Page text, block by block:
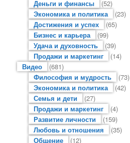
Деньги и финансы
(52)
Экономика и политика
(23)
Достижения и успех
(65)
Бизнес и карьера
(99)
Удача и духовность
(39)
Продажи и маркетинг
(14)
Видео
(681)
Философия и мудрость
(73)
Экономика и политика
(42)
Семья и дети
(27)
Продажи и маркетинг
(4)
Развитие личности
(159)
Любовь и отношения
(35)
Общение
(12)